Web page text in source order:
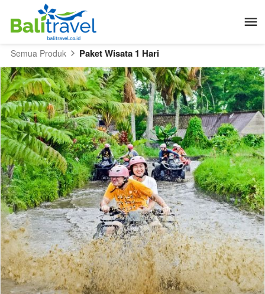
Semua Produk Paket Wisata 1 Hari